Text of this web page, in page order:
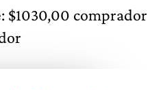
$1030,00 comprador